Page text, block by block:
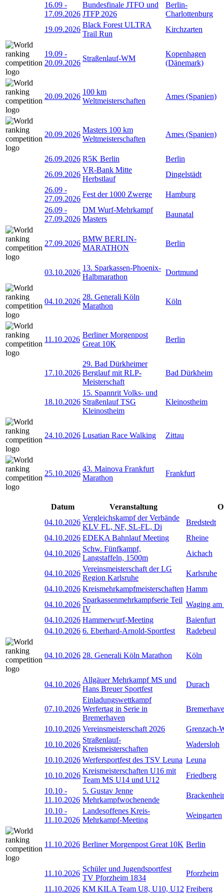
16.09 -
17.09.2026
Bundesfinale JTFO und
JTFP 2026
Berlin-
Charlottenburg
19.09.2026
Black Forest ULTRA
Trail Run
Kirchzarten
19.09 -
20.09.2026
Straßenlauf-WM
Kopenhagen
(Dänemark)
20.09.2026
100 km
Weltmeisterschaften
Ames (Spanien)
20.09.2026
Masters 100 km
Weltmeisterschaften
Ames (Spanien)
26.09.2026 R5K Berlin
Berlin
26.09.2026
VR-Bank Mitte
Herbstlauf
Dingelstädt
26.09 -
27.09.2026
Fest der 1000 Zwerge
Hamburg
26.09 -
27.09.2026
DM Wurf-Mehrkampf
Masters
Baunatal
27.09.2026
BMW BERLIN-
MARATHON
Berlin
03.10.2026
13. Sparkassen-Phoenix-
Halbmarathon
Dortmund
04.10.2026
28. Generali Köln
Marathon
Köln
11.10.2026
Berliner Morgenpost
Great 10K
Berlin
17.10.2026
29. Bad Dürkheimer
Berglauf mit RLP-
Meisterschaft
Bad Dürkheim
18.10.2026
15. Spannrit Volks- und
Straßenlauf TSG
Kleinostheim
Kleinostheim
24.10.2026 Lusatian Race Walking Zittau
25.10.2026
43. Mainova Frankfurt
Marathon
Frankfurt
Datum Veranstaltung
04.10.2026
Vergleichskampf der Verbände
KLV FL, NF, SL-FL, Di
Bredstedt
04.10.2026 EDEKA Bahnlauf Meeting
Rheine
04.10.2026
Schw. Fünfkampf,
Langstaffeln, 1500m
Aichach
04.10.2026
Vereinsmeisterschaft der LG
Region Karlsruhe
Karlsruhe
04.10.2026 Kreismehrkampfmeisterschaften Hamm
04.10.2026
Sparkassenmehrkampfserie Teil
IV
Waging am
04.10.2026 Hammerwurf-Meeting
Baienfurt
04.10.2026 6. Eberhard-Arnold-Sportfest Radebeul
04.10.2026 28. Generali Köln Marathon Köln
04.10.2026
Allgäuer Mehrkampf MS und
Hans Breuer Sportfest
Durach
07.10.2026
Einladungswettkampf
Werfertag in Serie in
Bremerhaven
10.10.2026 Vereinsmeisterschaft 2026
Grenzach-
10.10.2026
Straßenlauf-
Kreismeisterschaften
Wadersloh
10.10.2026 Werfersportfest des TSV Leuna Leuna
10.10.2026
Kreismeisterschaften U16 mit
Team MS U14 und U12
Friedberg
10.10 -
11.10.2026
5. Gustav Jenne
Mehrkampfwochenende
10.10 -
11.10.2026
Landesoffenes Kreis-
Mehrkampf-Meeting
Weingarten
11.10.2026 Berliner Morgenpost Great 10K Berlin
11.10.2026
Schüler und Jugendsportfest
TV Pforzheim 1834
Pforzheim
11.10.2026 KM KILA Team U8, U10, U12 Freiberg